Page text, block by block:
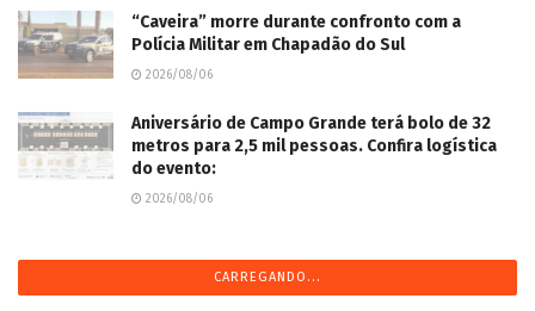
“Caveira” morre durante confronto com a
Polícia Militar em Chapadão do Sul
2026/08/06
Aniversário de Campo Grande terá bolo de 32
metros para 2,5 mil pessoas. Confira logística
do evento:
2026/08/06
CARREGANDO...